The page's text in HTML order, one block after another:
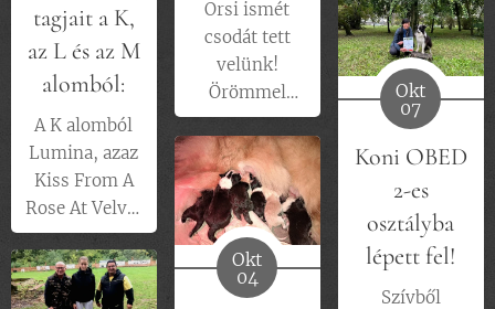
igazságtalanul)
én vehettem
először a
kezembe
Scotty, azaz
Beast Velvet
Borders
SZERB
CHAMPION
tagjait a K,
az L és az M
alomból:
A K alomból
Lumina, azaz
Kiss From A
Rose At Velvet
Borders erősíti
csapatunkat a
jövőben.
Orsi ismét
csodát tett
velünk!
Örömmel
mutatjuk meg
a lassan 8
hetes
kisbabáinkat.
Okt
07
Koni OBED
2-es
osztályba
lépett fel!
Szívből
Okt
04